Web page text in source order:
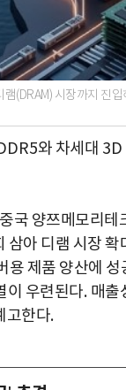
(DRAM) 시장까지 진
와 차세대 3D
국 양쯔메모리테
삼아 디램 시장
용 제품 양산에
이 우련된다. 매출
고한다.